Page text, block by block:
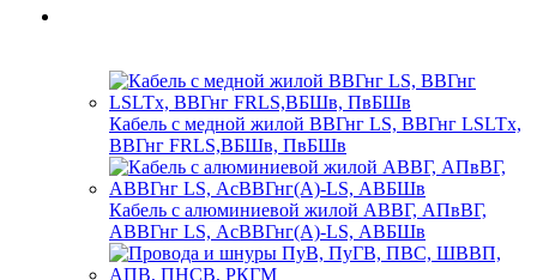
Кабель с медной жилой ВВГнг LS, ВВГнг LSLTx,
ВВГнг FRLS,ВБШв, ПвБШв
Кабель с алюминиевой жилой АВВГ, АПвВГ,
АВВГнг LS, АсВВГнг(А)-LS, АВБШв